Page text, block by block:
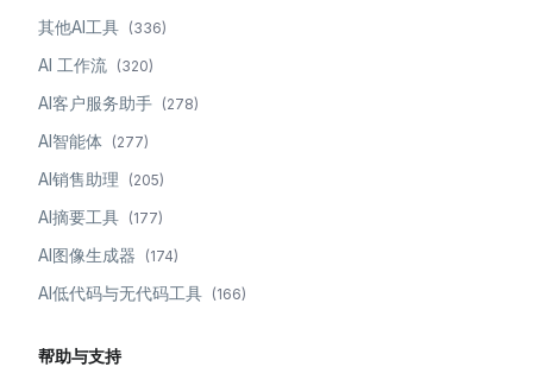
其他AI工具 (336)
AI 工作流 (320)
AI客户服务助手 (278)
AI智能体 (277)
AI销售助理 (205)
AI摘要工具 (177)
AI图像生成器 (174)
AI低代码与无代码工具 (166)
帮助与支持